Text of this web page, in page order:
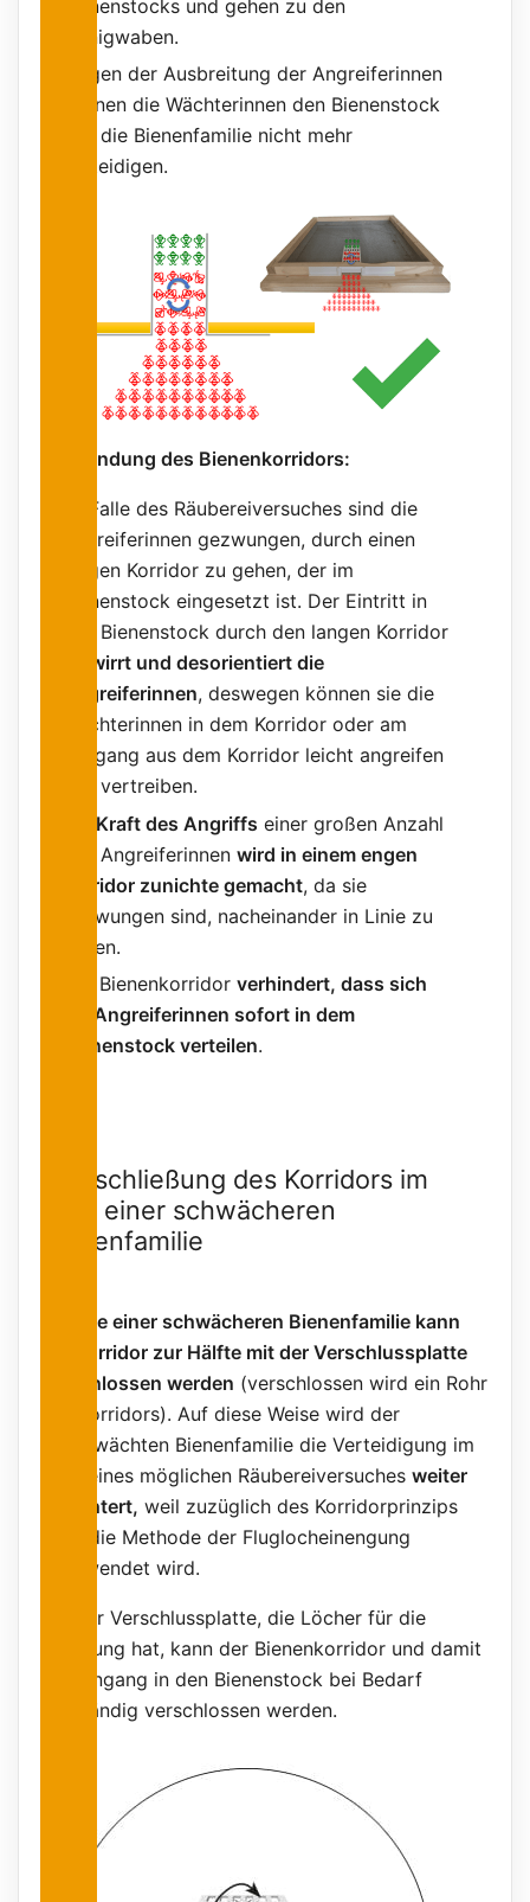
Bienenstocks und gehen zu den
Honigwaben.
Wegen der Ausbreitung der Angreiferinnen
können die Wächterinnen den Bienenstock
und die Bienenfamilie nicht mehr
verteidigen.
Verwendung des Bienenkorridors:
Im Falle des Räubereiversuches sind die
Angreiferinnen gezwungen, durch einen
langen Korridor zu gehen, der im
Bienenstock eingesetzt ist. Der Eintritt in
den Bienenstock durch den langen Korridor
verwirrt und desorientiert die
Angreiferinnen, deswegen können sie die
Wächterinnen in dem Korridor oder am
Ausgang aus dem Korridor leicht angreifen
und vertreiben.
Die Kraft des Angriffs einer großen Anzahl
von Angreiferinnen wird in einem engen
Korridor zunichte gemacht, da sie
gezwungen sind, nacheinander in Linie zu
gehen.
Der Bienenkorridor verhindert, dass sich
die Angreiferinnen sofort in dem
Bienenstock verteilen.
Halbschließung des Korridors im
Falle einer schwächeren
Bienenfamilie
Im Falle einer schwächeren Bienenfamilie kann
der Korridor zur Hälfte mit der Verschlussplatte
verschlossen werden (verschlossen wird ein Rohr
des Korridors). Auf diese Weise wird der
geschwächten Bienenfamilie die Verteidigung im
Falle eines möglichen Räubereiversuches weiter
erleichtert, weil zuzüglich des Korridorprinzips
auch die Methode der Fluglocheinengung
angewendet wird.
Mit der Verschlussplatte, die Löcher für die
Belüftung hat, kann der Bienenkorridor und damit
der Eingang in den Bienenstock bei Bedarf
vollständig verschlossen werden.